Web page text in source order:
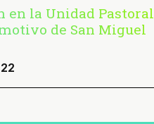
en la Unidad Pastoral
de San Miguel